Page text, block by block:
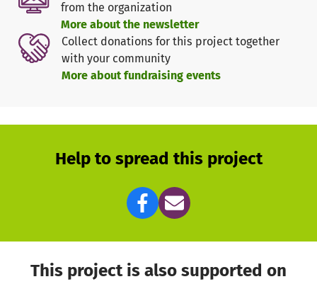
from the organization
More about the newsletter
Collect donations for this project together
with your community
More about fundraising events
Help to spread this project
This project is also supported on